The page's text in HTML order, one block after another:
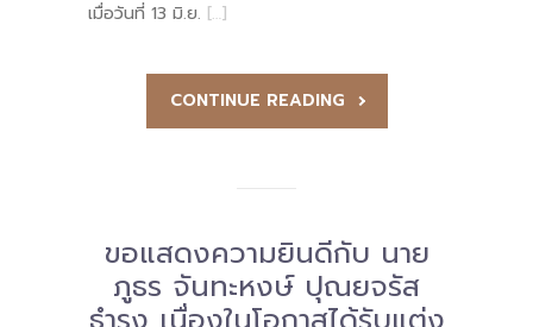
เมื่อวันที่ 13 มิ.ย. […]
CONTINUE READING
ขอแสดงความยินดีกับ นาย
ภูธร จันทะหงษ์ ปุณยจรัส